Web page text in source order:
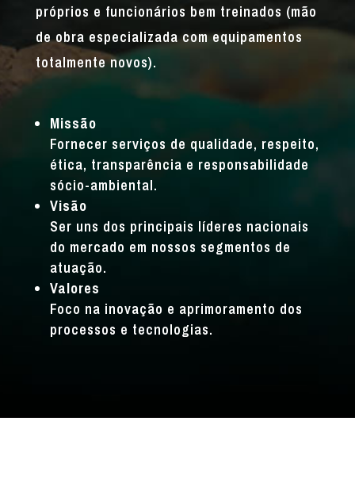
próprios e funcionários bem treinados (mão
de obra especializada com equipamentos
totalmente novos).
Missão
Fornecer serviços de qualidade, respeito,
ética, transparência e responsabilidade
sócio-ambiental.
Visão
Ser uns dos principais líderes nacionais
do mercado em nossos segmentos de
atuação.
Valores
Foco na inovação e aprimoramento dos
processos e tecnologias.